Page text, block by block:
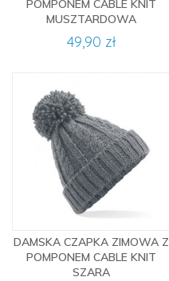
POMPONEM CABLE KNIT
MUSZTARDOWA
49,90 zł
DAMSKA CZAPKA ZIMOWA Z
POMPONEM CABLE KNIT
SZARA